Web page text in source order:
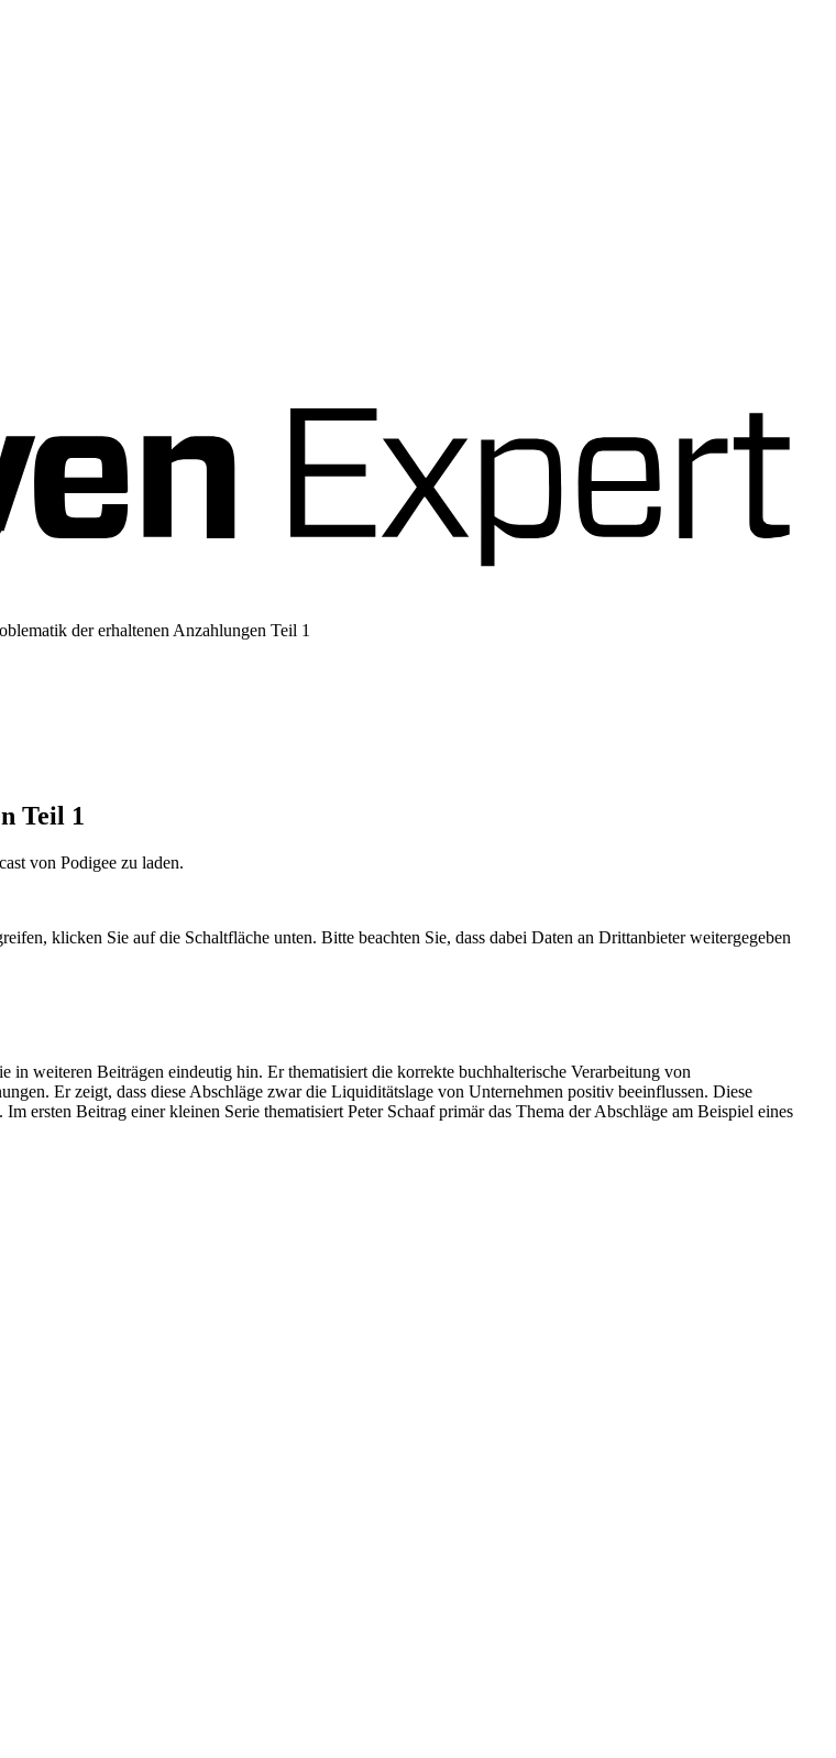
der erhaltenen Anzahlungen Teil 1
Teil 1
von Podigee zu laden.
klicken Sie auf die Schaltfläche unten. Bitte beachten Sie, dass dabei Daten an Drittanbieter weitergegeben
weiteren Beiträgen eindeutig hin. Er thematisiert die korrekte buchhalterische Verarbeitung von
Er zeigt, dass diese Abschläge zwar die Liquiditätslage von Unternehmen positiv beeinflussen. Diese
ersten Beitrag einer kleinen Serie thematisiert Peter Schaaf primär das Thema der Abschläge am Beispiel eines